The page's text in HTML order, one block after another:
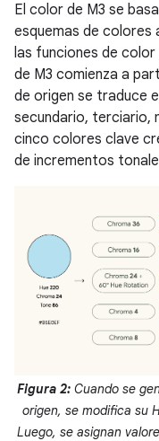
El color de M3 se
esquemas de colores
las funciones de
de M3 comienza a
de origen se traduce
secundario, terciario,
cinco colores clave
de incrementos
Figura 2:Cuando se
origen, se modifica su
Luego, se asignan